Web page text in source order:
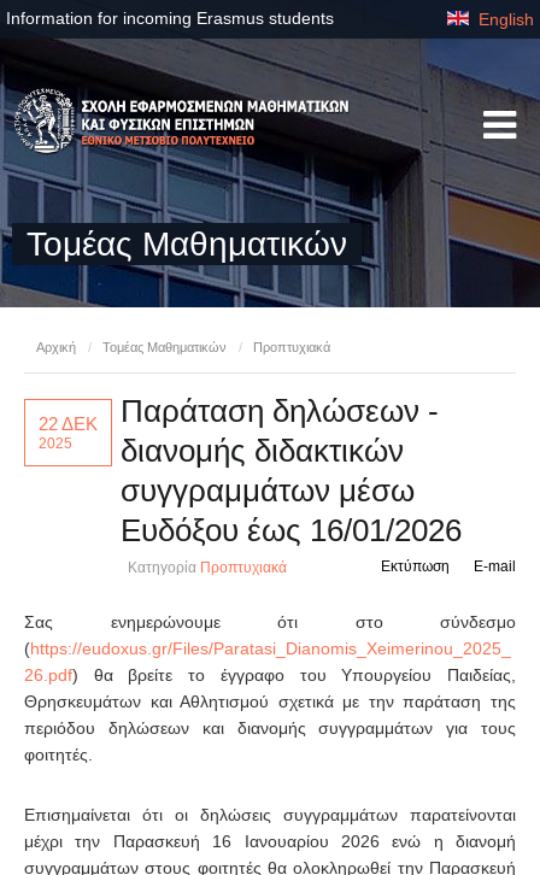
Information for incoming Erasmus students English
Τομέας Μαθηματικών
Αρχική / Τομέας Μαθηματικών / Προπτυχιακά
22 ΔΕΚ
2025
Παράταση δηλώσεων -
διανομής διδακτικών
συγγραμμάτων μέσω
Ευδόξου έως 16/01/2026
Κατηγορία Προπτυχιακά E-mail
Εκτύπωση
Σας ενημερώνουμε ότι στο σύνδεσμο
(https://eudoxus.gr/Files/Paratasi_Dianomis_Xeimerinou_2025_
26.pdf) θα βρείτε το έγγραφο του Υπουργείου Παιδείας,
Θρησκευμάτων και Αθλητισμού σχετικά με την παράταση της
περιόδου δηλώσεων και διανομής συγγραμμάτων για τους
φοιτητές.
Επισημαίνεται ότι οι δηλώσεις συγγραμμάτων παρατείνονται
μέχρι την Παρασκευή 16 Ιανουαρίου 2026 ενώ η διανομή
συγγραμμάτων στους φοιτητές θα ολοκληρωθεί την Παρασκευή